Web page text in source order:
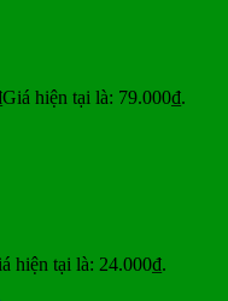
Giá hiện tại là: 79.000₫.
hiện tại là: 24.000₫.